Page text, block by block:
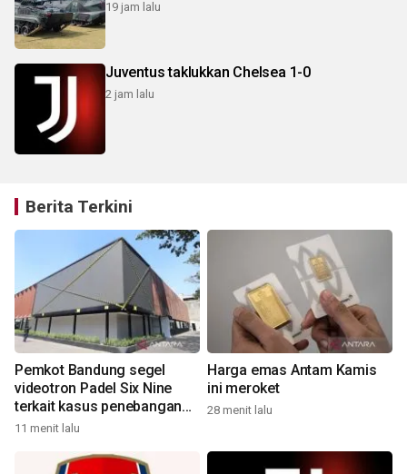
19 jam lalu
Juventus taklukkan Chelsea 1-0
2 jam lalu
Berita Terkini
Pemkot Bandung segel
videotron Padel Six Nine
terkait kasus penebangan
pohon
11 menit lalu
Harga emas Antam Kamis
ini meroket
28 menit lalu